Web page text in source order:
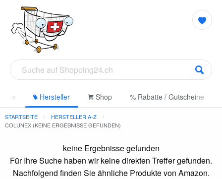
Hersteller Shop % Rabatte / Gutscheine
STARTSEITE
HERSTELLER A-Z
COLUNEX (KEINE ERGEBNISSE GEFUNDEN)
keine Ergebnisse gefunden
Für Ihre Suche haben wir keine direkten Treffer gefunden.
Nachfolgend finden Sie ähnliche Produkte von Amazon.